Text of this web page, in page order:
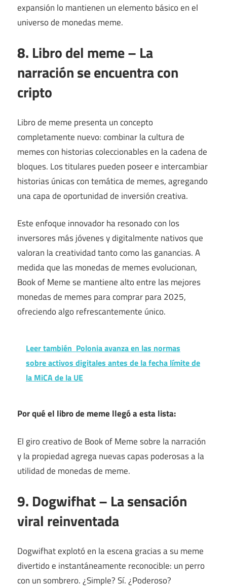
expansión lo mantienen un elemento básico en el
universo de monedas meme.
8. Libro del meme – La
narración se encuentra con
cripto
Libro de meme presenta un concepto
completamente nuevo: combinar la cultura de
memes con historias coleccionables en la cadena de
bloques. Los titulares pueden poseer e intercambiar
historias únicas con temática de memes, agregando
una capa de oportunidad de inversión creativa.
Este enfoque innovador ha resonado con los
inversores más jóvenes y digitalmente nativos que
valoran la creatividad tanto como las ganancias. A
medida que las monedas de memes evolucionan,
Book of Meme se mantiene alto entre las mejores
monedas de memes para comprar para 2025,
ofreciendo algo refrescantemente único.
Leer también Polonia avanza en las normas
sobre activos digitales antes de la fecha límite de
la MiCA de la UE
Por qué el libro de meme llegó a esta lista:
El giro creativo de Book of Meme sobre la narración
y la propiedad agrega nuevas capas poderosas a la
utilidad de monedas de meme.
9. Dogwifhat – La sensación
viral reinventada
Dogwifhat explotó en la escena gracias a su meme
divertido e instantáneamente reconocible: un perro
con un sombrero. ¿Simple? Sí. ¿Poderoso?